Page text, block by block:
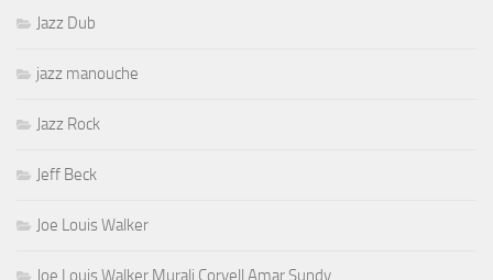
Jazz Dub
jazz manouche
Jazz Rock
Jeff Beck
Joe Louis Walker
Joe Louis Walker Murali Coryell Amar Sundy